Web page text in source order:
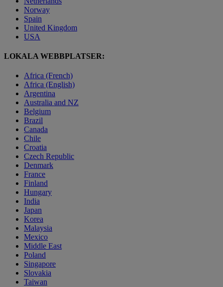
Norway
Spain
United Kingdom
USA
LOKALA WEBBPLATSER:
Africa (French)
Africa (English)
Argentina
Australia and NZ
Belgium
Brazil
Canada
Chile
Croatia
Czech Republic
Denmark
France
Finland
Hungary
India
Japan
Korea
Malaysia
Mexico
Middle East
Poland
Singapore
Slovakia
Taiwan